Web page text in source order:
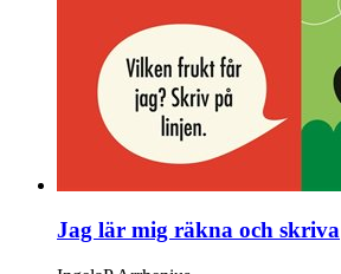
Jag lär mig räkna och skriva